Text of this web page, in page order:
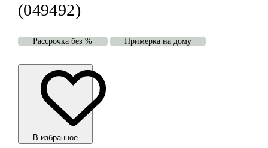
(049492)
Рассрочка без % Примерка на дому
В избранноe